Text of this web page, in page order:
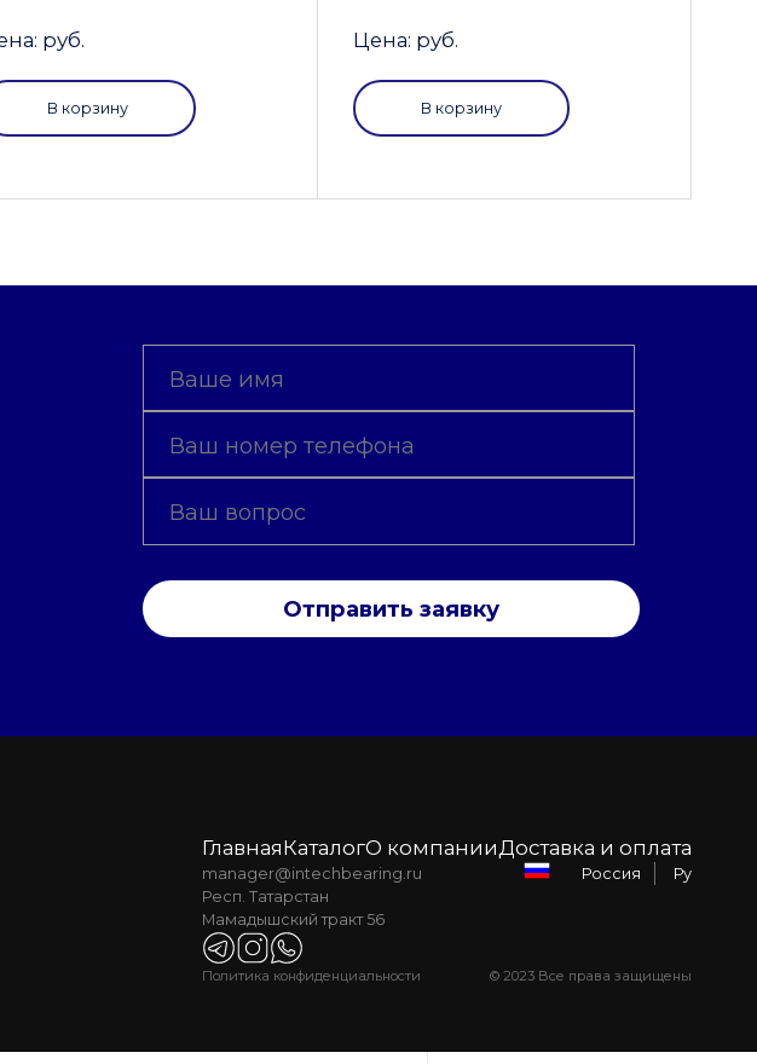
руб.
В корзину
Цена: руб.
В корзину
Отправить заявку
ГлавнаяКаталогО компанииДоставка и оплата
manager@intechbearing.ru
Респ. Татарстан
Мамадышский тракт 56
Россия Ру
Политика конфиденциальности © 2023 Все права защищены